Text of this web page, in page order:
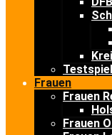
Testspiel
Frauen
Frauen
Frauen